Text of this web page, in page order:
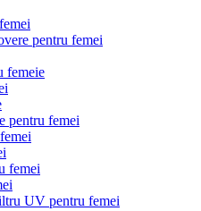
pentru femei
femeie
pentru femei
femei
UV pentru femei